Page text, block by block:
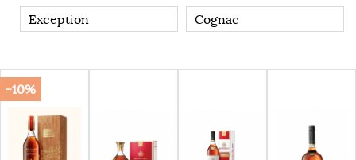
Exception Cognac
-10%